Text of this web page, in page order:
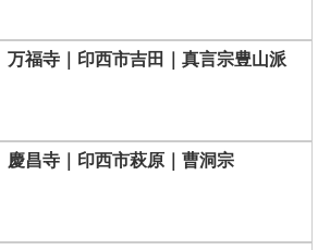
万福寺｜印西市吉田｜真言宗豊山派
慶昌寺｜印西市萩原｜曹洞宗